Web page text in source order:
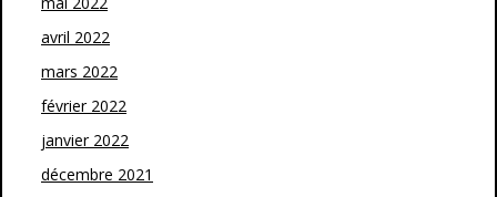
avril 2022
mars 2022
février 2022
janvier 2022
décembre 2021